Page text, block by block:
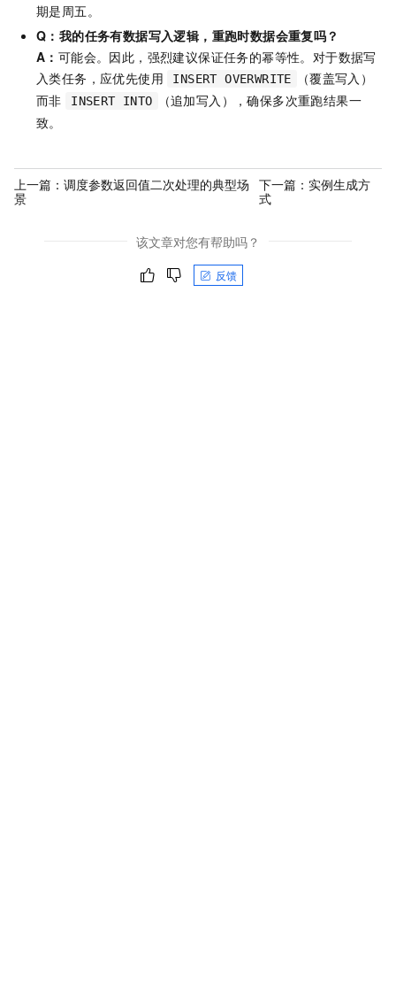
期是周五。
Q：我的任务有数据写入逻辑，重跑时数据会重复吗？
A： 可能会。因此，强烈建议保证任务的幂等性。对于数据写
入类任务，应优先使用
INSERT OVERWRITE
（覆盖写入）
而非
INSERT INTO
（追加写入），确保多次重跑结果一
致。
上一篇： 调度参数返回值二次处理的典型场
景
下一篇： 实例生成方
式
该文章对您有帮助吗？
反馈